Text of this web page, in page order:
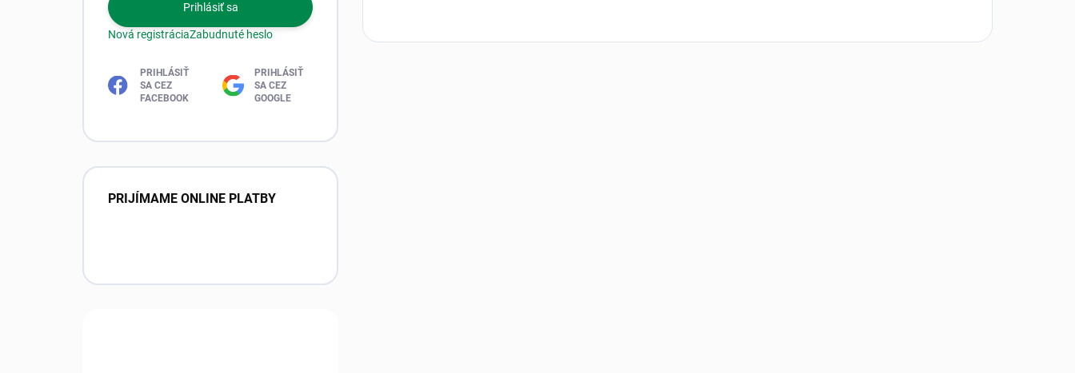
Prihlásiť sa
Nová registráciaZabudnuté heslo
PRIHLÁSIŤ
SA CEZ
FACEBOOK
PRIHLÁSIŤ
SA CEZ
GOOGLE
PRIJÍMAME ONLINE PLATBY